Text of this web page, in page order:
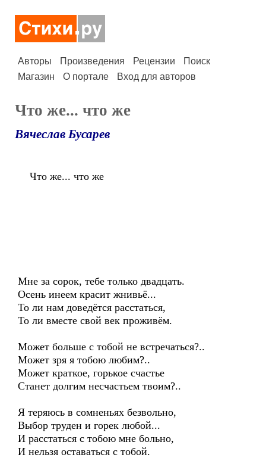
Авторы Произведения Рецензии
Поиск
Магазин
О портале Вход для авторов
Что же... что же
Вячеслав Бусарев
Что же... что же
Мне за сорок, тебе только двадцать.
Осень инеем красит жнивьё...
То ли нам доведётся расстаться,
То ли вместе свой век проживём.
Может больше с тобой не встречаться?..
Может зря я тобою любим?..
Может краткое, горькое счастье
Станет долгим несчастьем твоим?..
Я теряюсь в сомненьях безвольно,
Выбор труден и горек любой...
И расстаться с тобою мне больно,
И нельзя оставаться с тобой.